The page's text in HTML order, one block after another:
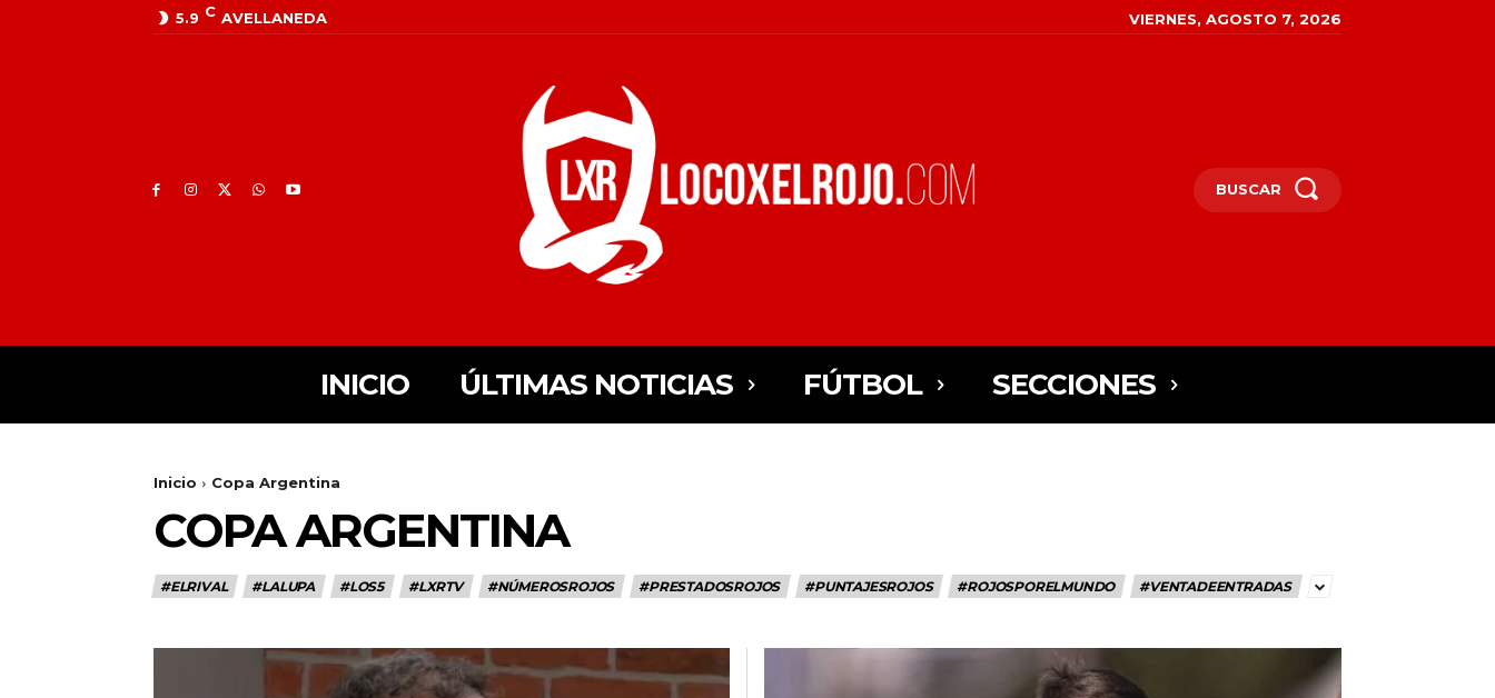
5.9 C AVELLANEDA VIERNES, AGOSTO 7, 2026
BUSCAR
INICIO ÚLTIMAS NOTICIAS FÚTBOL SECCIONES
Inicio Copa Argentina
COPA ARGENTINA
#ELRIVAL #LALUPA #LOS5 #LXRTV #NÚMEROSROJOS #PRESTADOSROJOS #PUNTAJESROJOS #ROJOSPORELMUNDO #VENTADEENTRADAS